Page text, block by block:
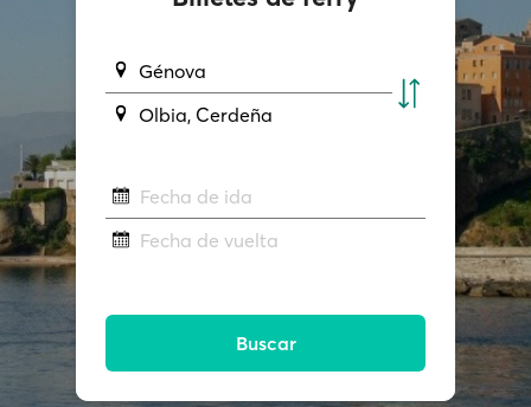
Génova
Olbia, Cerdeña
Fecha de ida
Fecha de vuelta
Buscar